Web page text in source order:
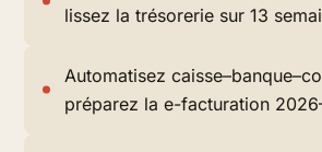
lissez la trésorerie sur 13
Automatisez
préparez la e-facturation